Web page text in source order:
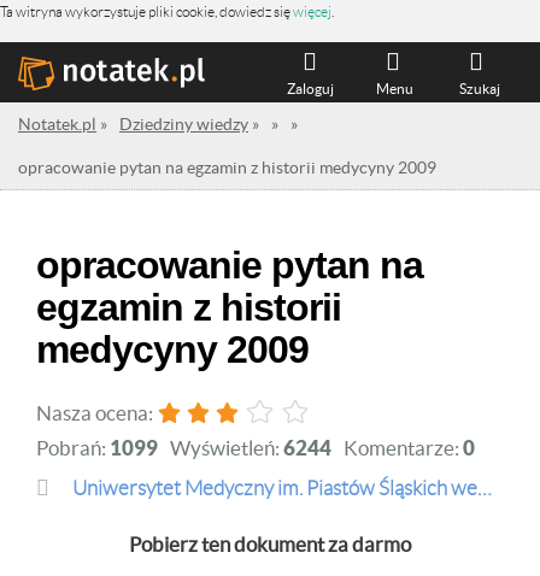
Ta witryna wykorzystuje pliki cookie, dowiedz sięwięcej
Szukaj
Menu
Zaloguj
Notatek.pl » Dziedziny wiedzy » » »
opracowanie pytan na egzamin z historii medycyny 2009
opracowanie pytan na
egzamin z historii
medycyny 2009
Nasza ocena:
Pobrań: 1099 Wyświetleń: 6244 Komentarze: 0
Uniwersytet Medyczny im. Piastów Śląskich we Wrocławiu
Pobierz ten dokument za darmo